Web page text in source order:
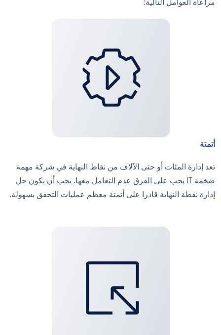
مراعاة العوامل التالية:
أتمتة
تعد إدارة المئات أو حتى الآلاف من نقاط النهاية في شركة مهمة
ضخمة IT يجب على الفرق عدم التعامل معها. يجب أن يكون حل
إدارة نقطة النهاية قادرا على أتمتة معظم عمليات التحقق بسهولة.